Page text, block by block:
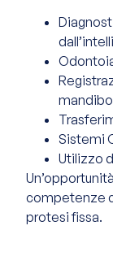
Sistemi
Utilizzo
competenze
protesi fissa.